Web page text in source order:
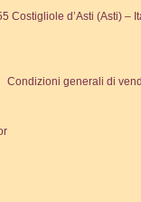
Costigliole d’Asti (Asti) –
Condizioni generali di